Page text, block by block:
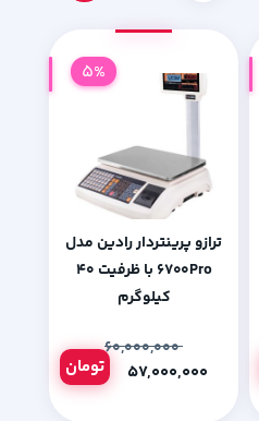
ترازو پرینتردار رادین مدل
۶۷۰۰Pro با ظرفیت ۴۰
کیلوگرم
۶۰,۰۰۰,۰۰۰
تومان
5%